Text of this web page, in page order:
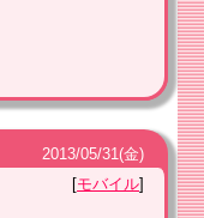
2013/05/31(金)
モバイル